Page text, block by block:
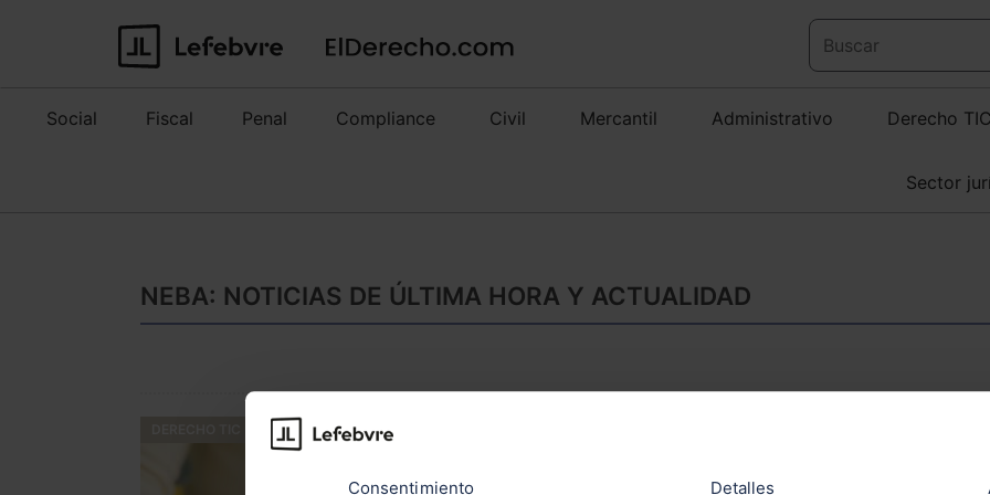
Consentimiento Detalles
Social Fiscal Penal Compliance Civil Mercantil Administrativo Derecho
Sector
NEBA: NOTICIAS DE ÚLTIMA HORA Y ACTUALIDAD